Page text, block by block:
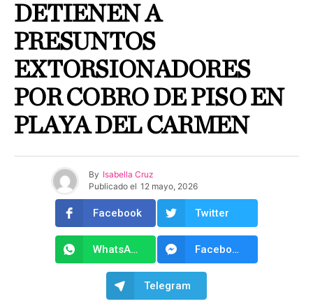
DETIENEN A
PRESUNTOS
EXTORSIONADORES
POR COBRO DE PISO EN
PLAYA DEL CARMEN
By Isabella Cruz
Publicado el 12 mayo, 2026
Facebook Twitter
WhatsApp Facebook Messenger
Telegram